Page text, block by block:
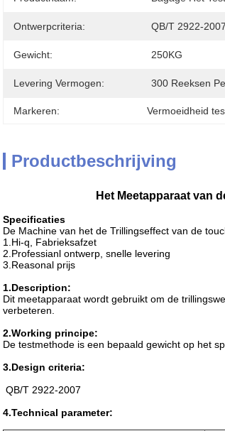
Ontwerpcriteria: QB/T 2922-2007
Gewicht: 250KG
Levering Vermogen: 300 Reeksen
Markeren: Vermoeidheid
Productbeschrijving
Het Meetapparaat van
Specificaties
De Machine van het de Trillingseffect van de
1.Hi-q, Fabrieksafzet
2.Professianl ontwerp, snelle levering
3.Reasonal prijs
1.Description:
Dit meetapparaat wordt gebruikt om de
verbeteren.
2.Working principe:
De testmethode is een bepaald gewicht op het
3.Design criteria:
QB/T 2922-2007
4.Technical parameter: